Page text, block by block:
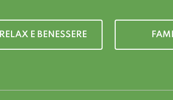
RELAX E BENESSERE